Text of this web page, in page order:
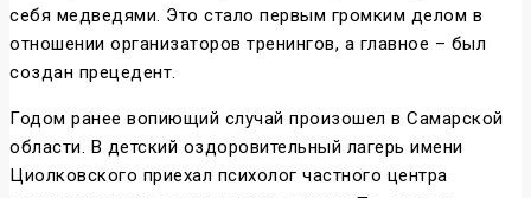
себя медведями. Это стало первым громким делом в
отношении организаторов тренингов, а главное – был
создан прецедент.
Годом ранее вопиющий случай произошел в Самарской
области. В детский оздоровительный лагерь имени
Циолковского приехал психолог частного центра